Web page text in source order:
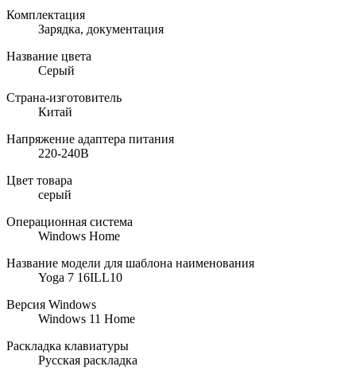
Комплектация
Зарядка, документация
Название цвета
Серый
Страна-изготовитель
Китай
Напряжение адаптера питания
220-240В
Цвет товара
серый
Операционная система
Windows Home
Название модели для шаблона наименования
Yoga 7 16ILL10
Версия Windows
Windows 11 Home
Раскладка клавиатуры
Русская раскладка